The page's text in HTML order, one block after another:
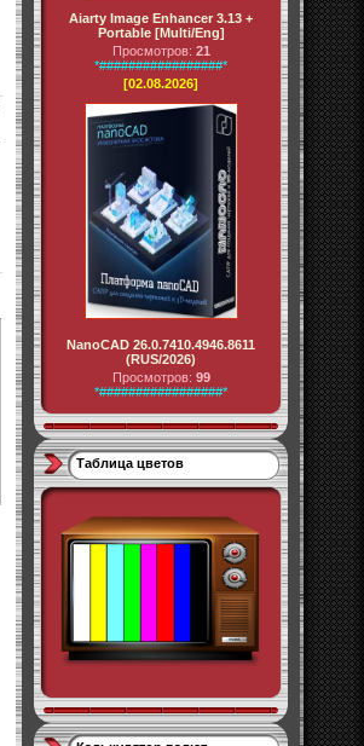
Aiarty Image Enhancer 3.13 +
Portable [Multi/Eng]
Просмотров: 21
*#################*
[02.08.2026]
NanoCAD 26.0.7410.4946.8611
(RUS/2026)
Просмотров: 99
*#################*
Таблица цветов